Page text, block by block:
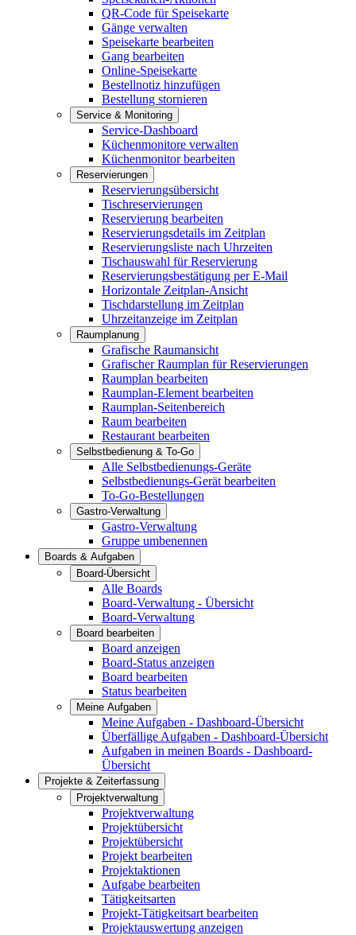
QR-Code für Speisekarte
Gänge verwalten
Speisekarte bearbeiten
Gang bearbeiten
Online-Speisekarte
Bestellnotiz hinzufügen
Bestellung stornieren
Service & Monitoring
Service-Dashboard
Küchenmonitore verwalten
Küchenmonitor bearbeiten
Reservierungen
Reservierungsübersicht
Tischreservierungen
Reservierung bearbeiten
Reservierungsdetails im Zeitplan
Reservierungsliste nach Uhrzeiten
Tischauswahl für Reservierung
Reservierungsbestätigung per E-Mail
Horizontale Zeitplan-Ansicht
Tischdarstellung im Zeitplan
Uhrzeitanzeige im Zeitplan
Raumplanung
Grafische Raumansicht
Grafischer Raumplan für Reservierungen
Raumplan bearbeiten
Raumplan-Element bearbeiten
Raumplan-Seitenbereich
Raum bearbeiten
Restaurant bearbeiten
Selbstbedienung & To-Go
Alle Selbstbedienungs-Geräte
Selbstbedienungs-Gerät bearbeiten
To-Go-Bestellungen
Gastro-Verwaltung
Gastro-Verwaltung
Gruppe umbenennen
Boards & Aufgaben
Board-Übersicht
Alle Boards
Board-Verwaltung - Übersicht
Board-Verwaltung
Board bearbeiten
Board anzeigen
Board-Status anzeigen
Board bearbeiten
Status bearbeiten
Meine Aufgaben
Meine Aufgaben - Dashboard-Übersicht
Überfällige Aufgaben - Dashboard-Übersicht
Aufgaben in meinen Boards - Dashboard-
Übersicht
Projekte & Zeiterfassung
Projektverwaltung
Projektverwaltung
Projektübersicht
Projektübersicht
Projekt bearbeiten
Projektaktionen
Aufgabe bearbeiten
Tätigkeitsarten
Projekt-Tätigkeitsart bearbeiten
Projektauswertung anzeigen